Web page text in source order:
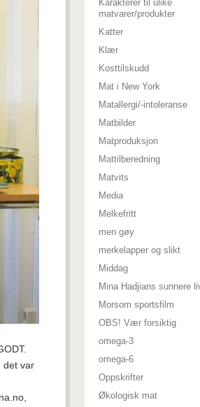
det var
Karakterer til ulike
matvarer/produkter
Katter
Klær
Kosttilskudd
Mat i New York
Matallergi/-intoleranse
Matbilder
Matproduksjon
Mattilberedning
Matvits
Media
Melkefritt
men gøy
merkelapper og slikt
Middag
Mina Hadjians sunnere
Morsom sportsfilm
OBS! Vær forsiktig
omega-3
omega-6
Oppskrifter
Økologisk mat